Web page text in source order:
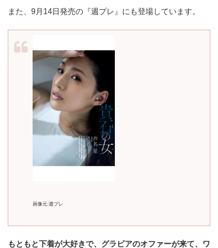
また、9月14日発売の『週プレ』にも登場しています。
画像元:週プレ
もともと下着が大好きで、グラビアのオファーが来て、ワ